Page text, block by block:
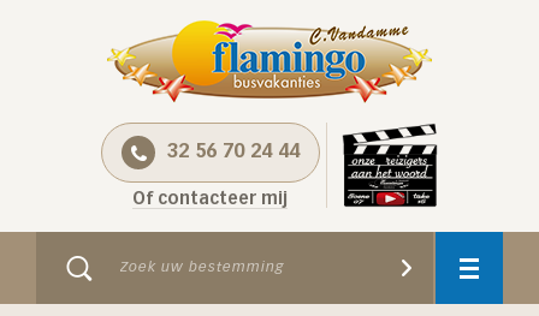
32 56 70 24 44
Of contacteer mij